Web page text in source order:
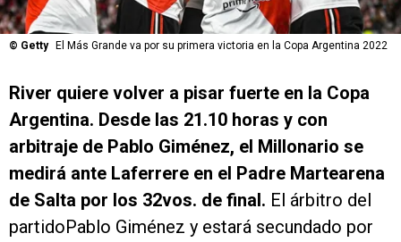
© Getty El Más Grande va por su primera victoria en la Copa Argentina 2022
River quiere volver a pisar fuerte en la Copa
Argentina. Desde las 21.10 horas y con
arbitraje de Pablo Giménez, el Millonario se
medirá ante Laferrere en el Padre Martearena
de Salta por los 32vos. de final. El árbitro del
partidoPablo Giménez y estará secundado por